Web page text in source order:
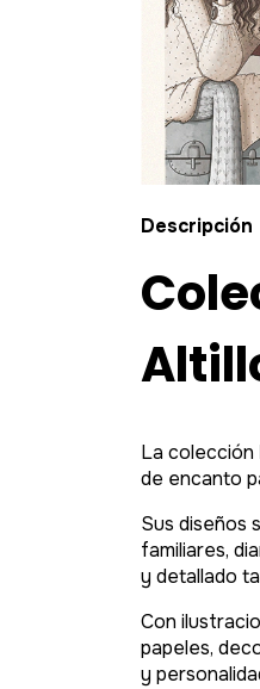
Descripción
La colección
de encanto
Sus diseños
familiares,
y detallado
Con
papeles,
y